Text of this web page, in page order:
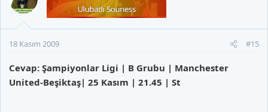
18 Kasım 2009 #15
Cevap: Şampiyonlar Ligi | B Grubu | Manchester
United-Beşiktaş| 25 Kasım | 21.45 | St